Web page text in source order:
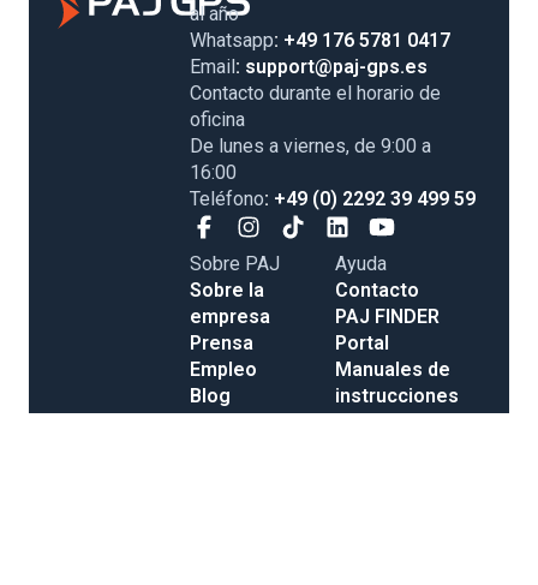
al año
Whatsapp: +49 176 5781 0417
Email: support@paj-gps.es
Contacto durante el horario de
oficina
De lunes a viernes, de 9:00 a
16:00
Teléfono: +49 (0) 2292 39 499 59
Sobre PAJ
Sobre la
empresa
Prensa
Empleo
Blog
Ayuda
Contacto
PAJ FINDER
Portal
Manuales de
instrucciones